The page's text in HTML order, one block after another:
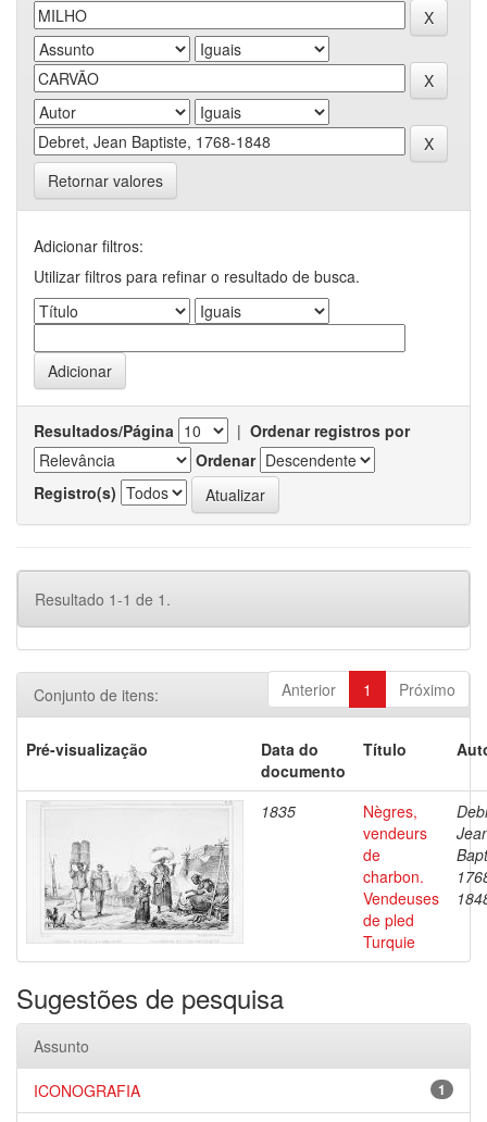
Retornar valores
Adicionar filtros:
Utilizar filtros para refinar o resultado de busca.
Resultados/Página | Ordenar registros por
Ordenar
Registro(s)
Resultado 1-1 de 1.
Anterior 1 Próximo
Conjunto de itens:
Pré-visualização
Data do
documento
Título
1835
Nègres,
vendeurs
de
charbon.
Vendeuses
de pled
Turquie
Sugestões de pesquisa
Assunto
1
ICONOGRAFIA